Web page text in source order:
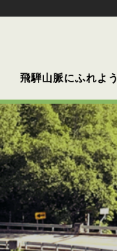
飛騨山脈にふれよう